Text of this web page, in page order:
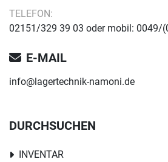
TELEFON:
02151/329 39 03 oder mobil: 0049/
E-MAIL
info@lagertechnik-namoni.de
DURCHSUCHEN
INVENTAR